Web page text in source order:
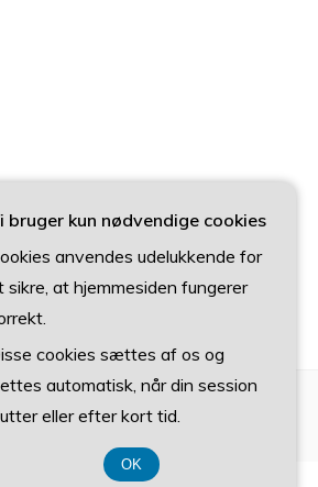
2022
bruger kun nødvendige cookies
anvendes udelukkende for
sikre, at hjemmesiden fungerer
cookies sættes af os og
automatisk, når din session
eller efter kort tid.
OK